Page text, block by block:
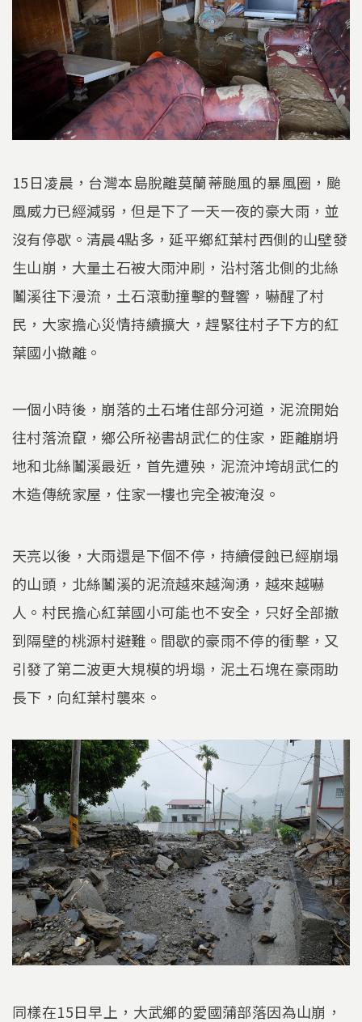
15日凌晨，台灣本島脫離莫蘭蒂颱風的暴風圈，颱
風威力已經減弱，但是下了一天一夜的豪大雨，並
沒有停歇。清晨4點多，延平鄉紅葉村西側的山壁發
生山崩，大量土石被大雨沖刷，沿村落北側的北絲
鬮溪往下漫流，土石滾動撞擊的聲響，嚇醒了村
民，大家擔心災情持續擴大，趕緊往村子下方的紅
葉國小撤離。
一個小時後，崩落的土石堵住部分河道，泥流開始
往村落流竄，鄉公所祕書胡武仁的住家，距離崩坍
地和北絲鬮溪最近，首先遭殃，泥流沖垮胡武仁的
木造傳統家屋，住家一樓也完全被淹沒。
天亮以後，大雨還是下個不停，持續侵蝕已經崩塌
的山頭，北絲鬮溪的泥流越來越洶湧，越來越嚇
人。村民擔心紅葉國小可能也不安全，只好全部撤
到隔壁的桃源村避難。間歇的豪雨不停的衝擊，又
引發了第二波更大規模的坍塌，泥土石塊在豪雨助
長下，向紅葉村襲來。
同樣在15日早上，大武鄉的愛國蒲部落因為山崩，